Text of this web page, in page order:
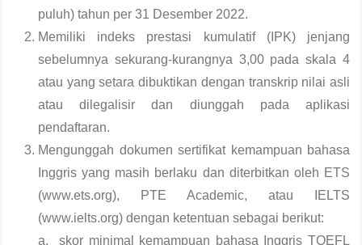
puluh) tahun per 31 Desember 2022.
Memiliki indeks prestasi kumulatif (IPK) jenjang
sebelumnya sekurang-kurangnya 3,00 pada skala 4
atau yang setara dibuktikan dengan transkrip nilai asli
atau dilegalisir dan diunggah pada aplikasi
pendaftaran.
Mengunggah dokumen sertifikat kemampuan bahasa
Inggris yang masih berlaku dan diterbitkan oleh ETS
(www.ets.org), PTE Academic, atau IELTS
(www.ielts.org) dengan ketentuan sebagai berikut:
a. skor minimal kemampuan bahasa Inggris TOEFL